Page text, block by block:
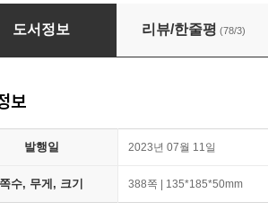
다 강아지 + 연애보다 고양이
도서정보 리뷰/한줄평 (78/3)
보
발행일 2023년 07월 11일
쪽수, 무게, 크기 388쪽 | 135*185*50mm